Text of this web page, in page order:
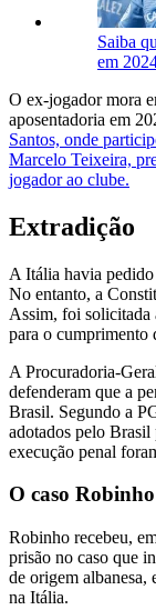
Saiba
em
O ex-jogador mora
aposentadoria em
Santos, onde
Marcelo Teixeira,
jogador ao clube.
Extradição
A Itália havia
No entanto, a
Assim, foi solicitada
para o cumprimento
A Procuradoria-
defenderam que a
Brasil. Segundo a
adotados pelo Brasil
execução penal
O caso Robinho
Robinho recebeu,
prisão no caso que
de origem albanesa,
na Itália.